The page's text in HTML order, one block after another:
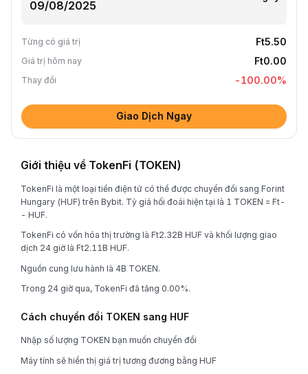
Từng có giá trị Ft5.50
Giá trị hôm nay Ft0.00
Thay đổi -100.00%
Giao Dịch Ngay
Giới thiệu về TokenFi (TOKEN)
TokenFi là một loại tiền điện tử có thể được chuyển đổi sang Forint
Hungary (HUF) trên Bybit. Tỷ giá hối đoái hiện tại là 1 TOKEN = Ft-
- HUF.
TokenFi có vốn hóa thị trường là Ft2.32B HUF và khối lượng giao
dịch 24 giờ là Ft2.11B HUF.
Nguồn cung lưu hành là 4B TOKEN.
Trong 24 giờ qua, TokenFi đã tăng 0.00%.
Cách chuyển đổi TOKEN sang HUF
Nhập số lượng TOKEN bạn muốn chuyển đổi
Máy tính sẽ hiển thị giá trị tương đương bằng HUF